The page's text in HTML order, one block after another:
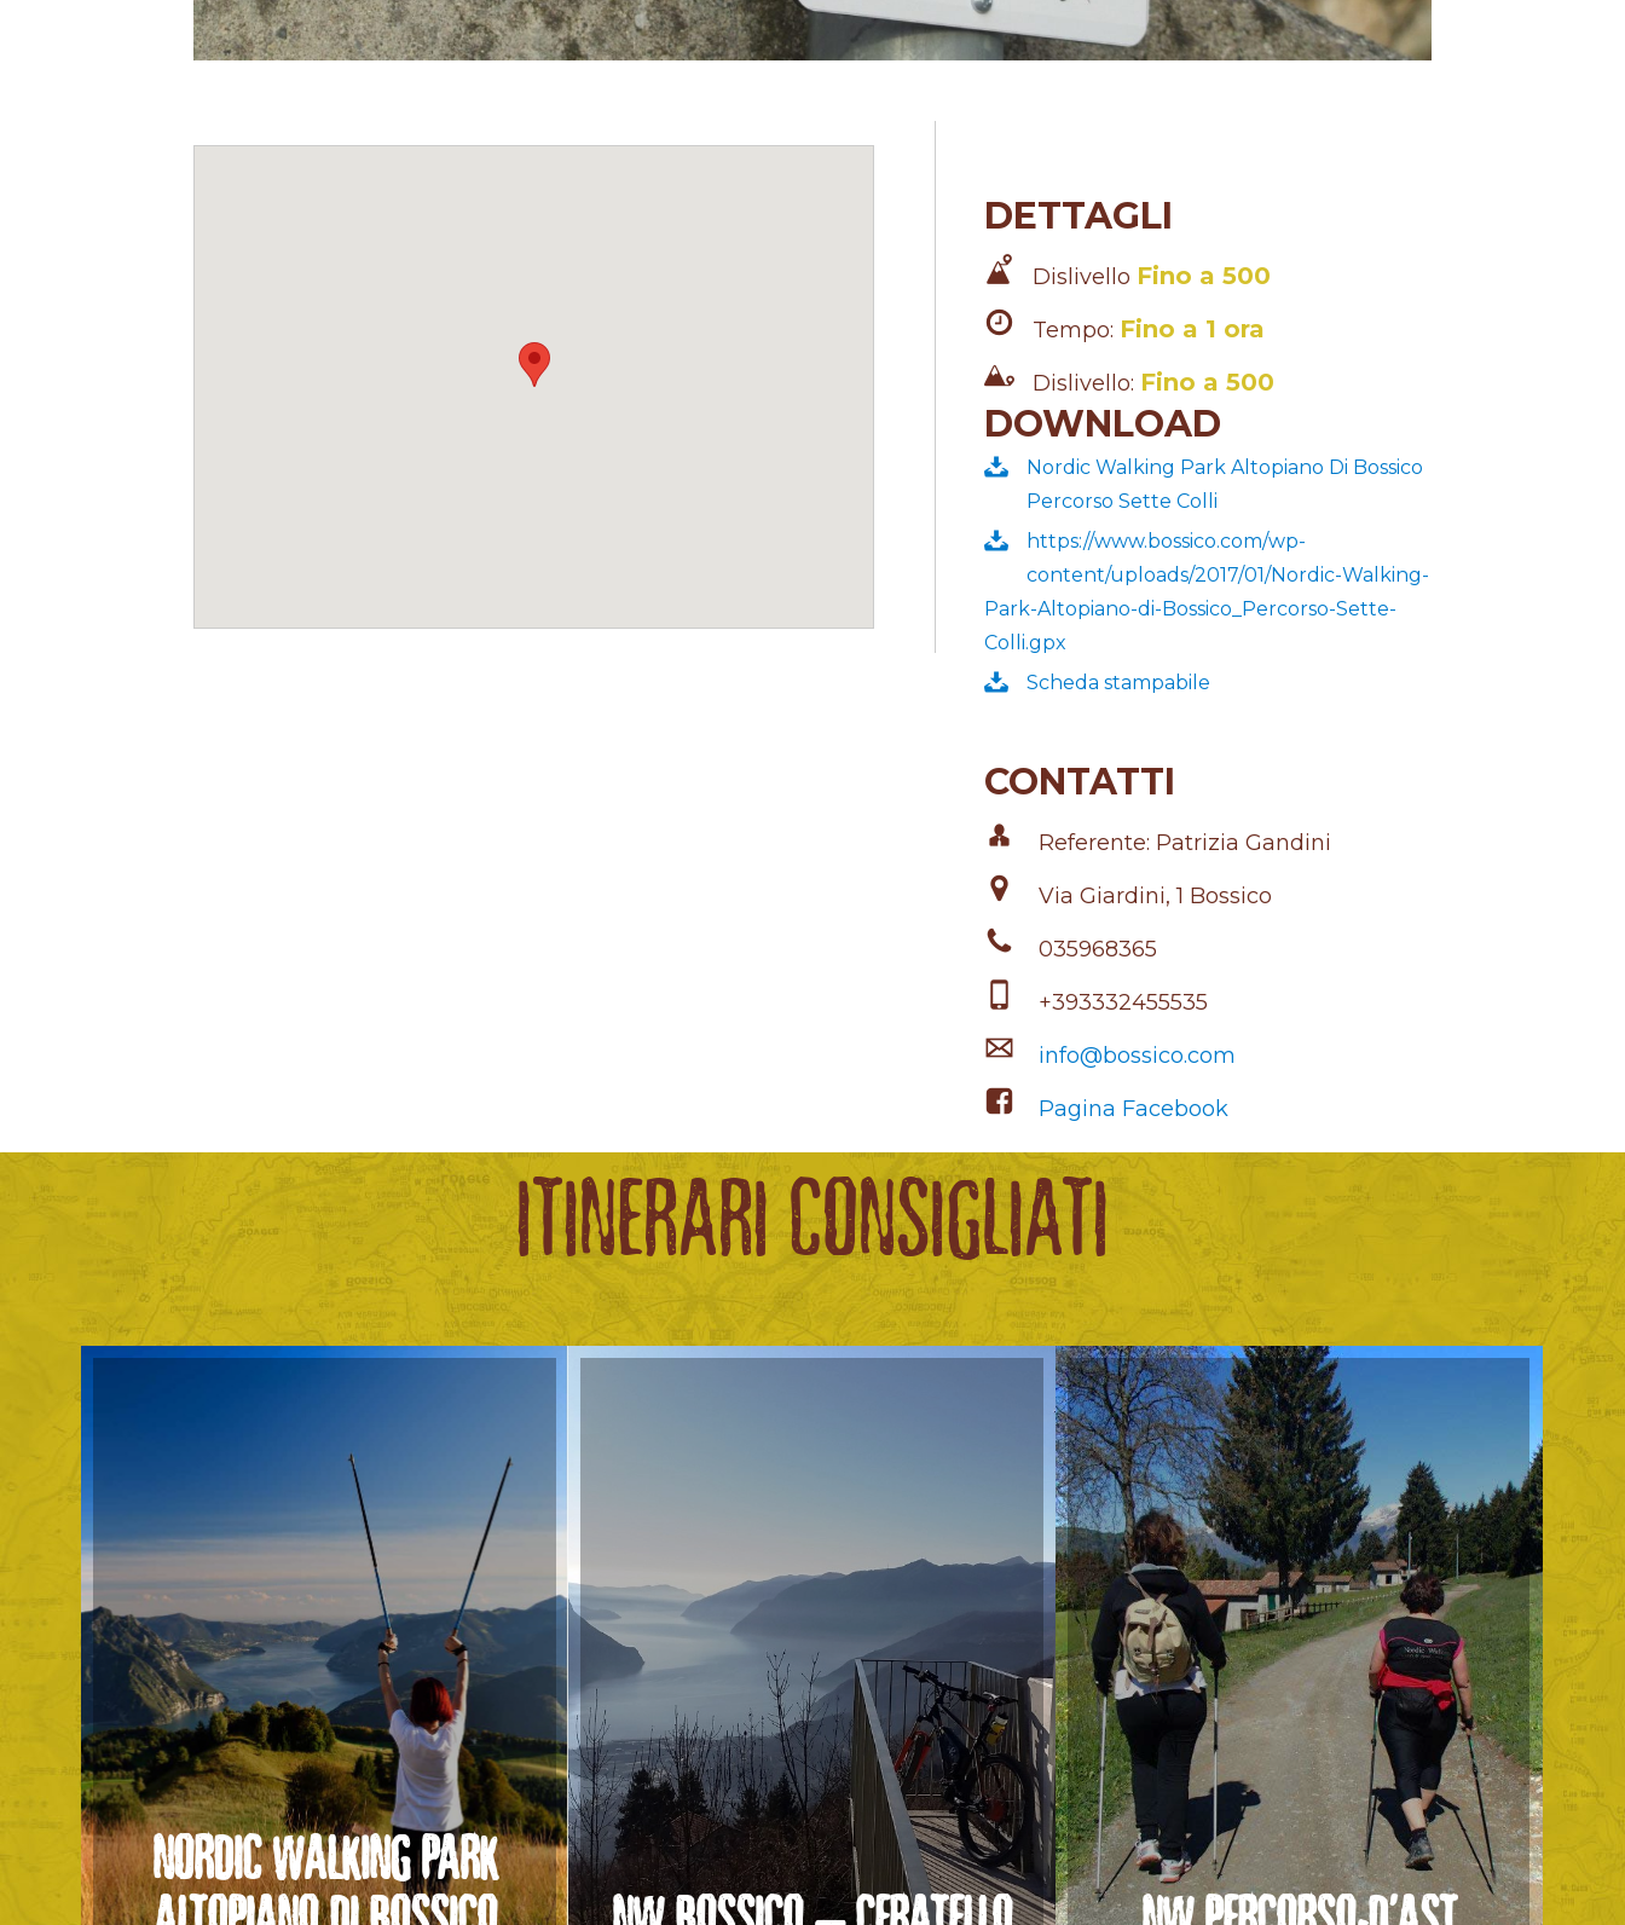
DETTAGLI
Dislivello Fino a 500
Tempo: Fino a 1 ora
Dislivello: Fino a 500
DOWNLOAD
Nordic Walking Park Altopiano Di Bossico
Percorso Sette Colli
https://www.bossico.com/wp-
content/uploads/2017/01/Nordic-Walking-
Park-Altopiano-di-Bossico_Percorso-Sette-
Colli.gpx
Scheda stampabile
CONTATTI
Referente: Patrizia Gandini
Via Giardini, 1 Bossico
035968365
+393332455535
info@bossico.com
Pagina Facebook
ITINERARI CONSIGLIATI
NORDIC WALKING PARK